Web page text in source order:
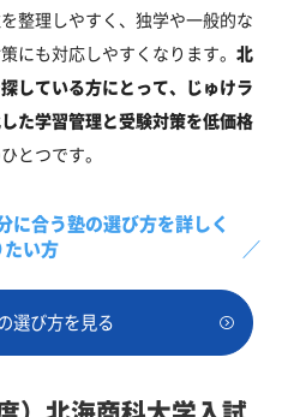
整理しやすく、独学や一般的な
にも対応しやすくなります。 北
している方にとって、じゅけラ
た学習管理と受験対策を低価格
とつです。
に合う塾の選び方を詳しく
い方
選び方を見る